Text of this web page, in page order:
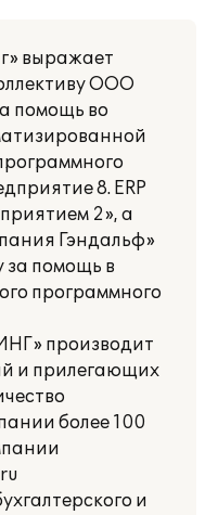
выражает
ООО
помощь во
8. ERP
2», а
Гэндальф»
за помощь в
программного
производит
и прилегающих
более 100
и